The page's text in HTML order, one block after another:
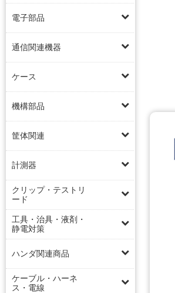
電子部品
通信関連機器
ケース
機構部品
筐体関連
計測器
クリップ・テストリ
ード
工具・治具・液剤・
静電対策
ハンダ関連商品
ケーブル・ハーネ
ス・電線